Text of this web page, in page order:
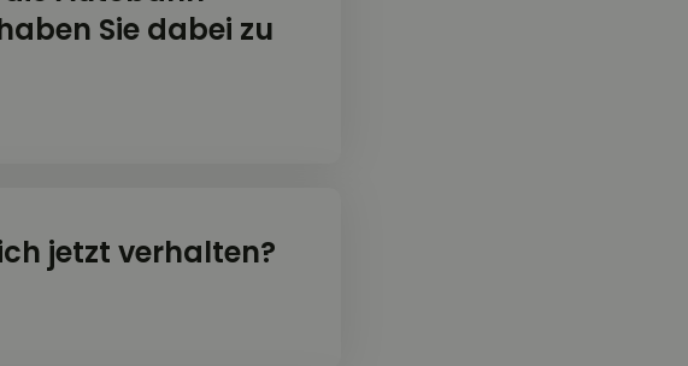
Sie dabei zu
jetzt verhalten?